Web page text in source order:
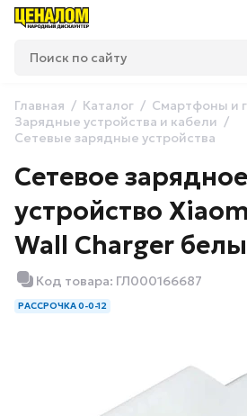
Главная Каталог
Смартфоны и
Зарядные устройства и кабели
Сетевые зарядные устройства
Сетевое зарядное
устройство
Wall Charger
Код товара: ГЛ000166687
РАССРОЧКА 0-0-12